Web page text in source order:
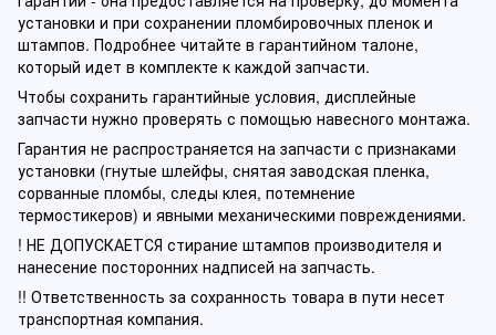
установки и при сохранении пломбировочных пленок и
штампов. Подробнее читайте в гарантийном талоне,
который идет в комплекте к каждой запчасти.
Чтобы сохранить гарантийные условия, дисплейные
запчасти нужно проверять с помощью навесного монтажа.
Гарантия не распространяется на запчасти с признаками
установки (гнутые шлейфы, снятая заводская пленка,
сорванные пломбы, следы клея, потемнение
термостикеров) и явными механическими повреждениями.
! НЕ ДОПУСКАЕТСЯ стирание штампов производителя и
нанесение посторонних надписей на запчасть.
!! Ответственность за сохранность товара в пути несет
транспортная компания.